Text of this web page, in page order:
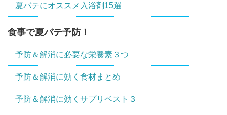
夏バテにオススメ入浴剤15選
食事で夏バテ予防！
予防＆解消に必要な栄養素３つ
予防＆解消に効く食材まとめ
予防＆解消に効くサプリベスト３